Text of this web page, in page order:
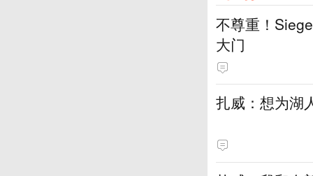
不尊重！
大门
扎威：想为湖